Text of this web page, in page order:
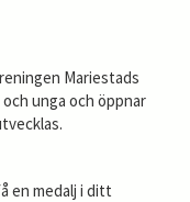
Mariestads
unga och öppnar
en medalj i ditt